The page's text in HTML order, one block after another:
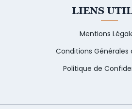
LIENS
Mentions
Conditions Générales
Politique de